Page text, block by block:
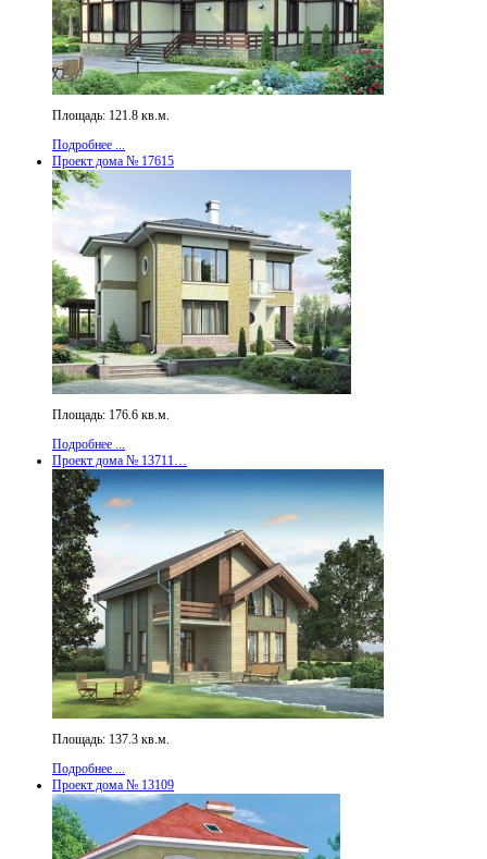
Площадь: 121.8 кв.м.
Подробнее ...
Проект дома № 17615
Площадь: 176.6 кв.м.
Подробнее ...
Проект дома № 13711…
Площадь: 137.3 кв.м.
Подробнее ...
Проект дома № 13109